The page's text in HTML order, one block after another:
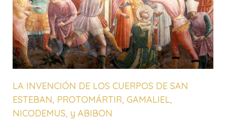
LA INVENCIÓN DE LOS CUERPOS DE SAN
ESTEBAN, PROTOMÁRTIR, GAMALIEL,
NICODEMUS, y ABIBON